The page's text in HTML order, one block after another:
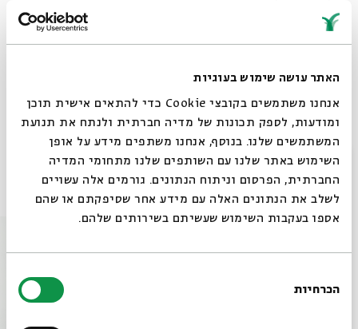
האתר עושה שימוש בעוגיות
אנחנו משתמשים בקובצי Cookie כדי להתאים אישית תוכן
ומודעות, לספק תכונות של מדיה חברתית ולנתח את תנועת
המשתמשים שלנו. בנוסף, אנחנו משתפים מידע על אופן
השימוש באתר שלנו עם השותפים שלנו מתחומי המדיה
החברתית, הפרסום וניתוח הנתונים. גורמים אלה עשויים
לשלב את הנתונים האלה עם מידע אחר שסיפקתם או שהם
אספו בעקבות השימוש שעשיתם בשירותים שלהם.
הסכמה
הכרחיות
בכל יום שישי בשעה 13:00, החל ב-ח סיון, 21 במאי, פרשת
הרשמה לאירועים דומים
אירועים נוספים בסדרה
סגור